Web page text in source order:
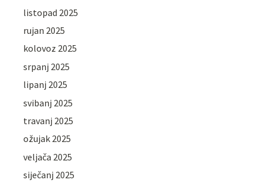
listopad 2025
rujan 2025
kolovoz 2025
srpanj 2025
lipanj 2025
svibanj 2025
travanj 2025
ožujak 2025
veljača 2025
siječanj 2025